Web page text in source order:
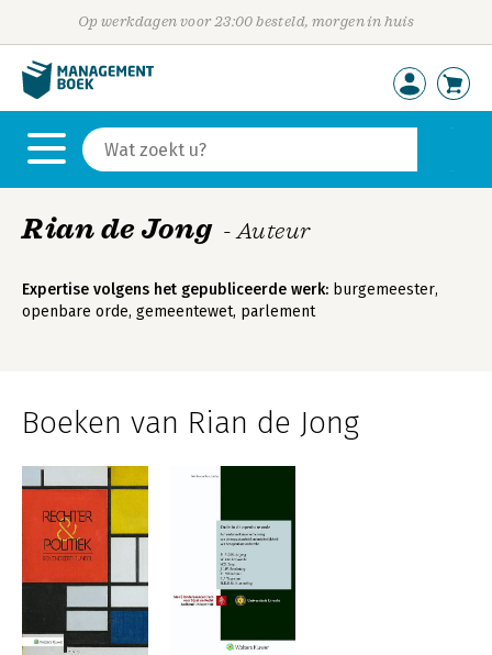
Op werkdagen voor 23:00 besteld, morgen in huis
Rian de Jong - Auteur
Expertise volgens het gepubliceerde werk: burgemeester,
openbare orde, gemeentewet, parlement
Boeken van Rian de Jong